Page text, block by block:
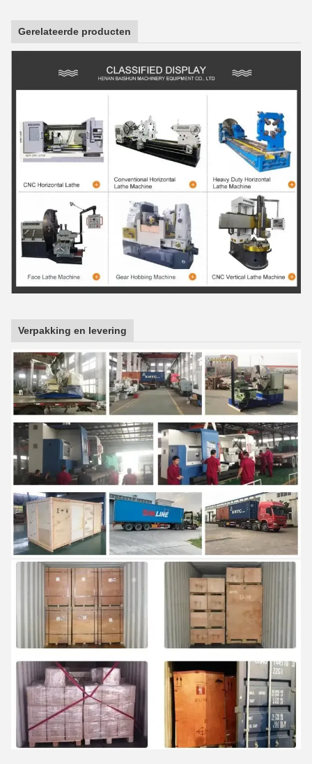
Gerelateerde producten
Verpakking en levering